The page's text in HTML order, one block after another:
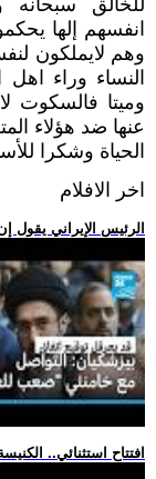
للخالق سبحانه
انفسهم إلها
وهم لايملكون
النساء وراء
وميتا فالسكوت
عنها ضد هؤلاء
الحياة وشكرا
اخر الافلام
.. الرئيس الإيراني
.. افتتاح استثنائي..